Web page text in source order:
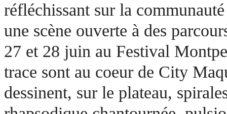
réfléchissant sur la
une scène ouverte à des
27 et 28 juin au Festival
trace sont au coeur de City
dessinent, sur le plateau,